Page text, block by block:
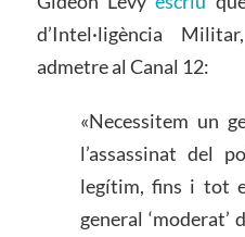
d’Intel·ligència
admetre al Canal 12:
«Necessitem un
l’assassinat del
legítim, fins i tot
general ‘moderat’